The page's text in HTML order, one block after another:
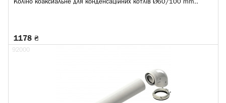
Коліно коаксиальне для конденсаційних котлів Ø60/100 mm..
1178 ₴
92000